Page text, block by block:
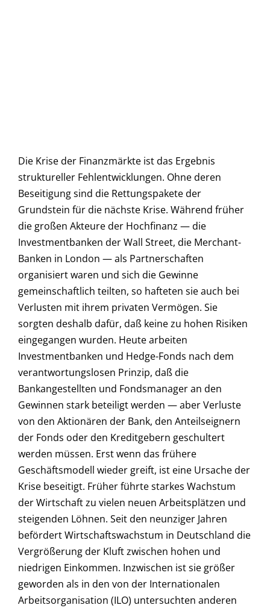
Die Krise der Finanzmärkte ist das Ergebnis
struktureller Fehlentwicklungen. Ohne deren
Beseitigung sind die Rettungspakete der
Grundstein für die nächste Krise. Während früher
die großen Akteure der Hochfinanz — die
Investmentbanken der Wall Street, die Merchant-
Banken in London — als Partnerschaften
organisiert waren und sich die Gewinne
gemeinschaftlich teilten, so hafteten sie auch bei
Verlusten mit ihrem privaten Vermögen. Sie
sorgten deshalb dafür, daß keine zu hohen Risiken
eingegangen wurden. Heute arbeiten
Investmentbanken und Hedge-Fonds nach dem
verantwortungslosen Prinzip, daß die
Bankangestellten und Fondsmanager an den
Gewinnen stark beteiligt werden — aber Verluste
von den Aktionären der Bank, den Anteilseignern
der Fonds oder den Kreditgebern geschultert
werden müssen. Erst wenn das frühere
Geschäftsmodell wieder greift, ist eine Ursache der
Krise beseitigt. Früher führte starkes Wachstum
der Wirtschaft zu vielen neuen Arbeitsplätzen und
steigenden Löhnen. Seit den neunziger Jahren
befördert Wirtschaftswachstum in Deutschland die
Vergrößerung der Kluft zwischen hohen und
niedrigen Einkommen. Inzwischen ist sie größer
geworden als in den von der Internationalen
Arbeitsorganisation (ILO) untersuchten anderen